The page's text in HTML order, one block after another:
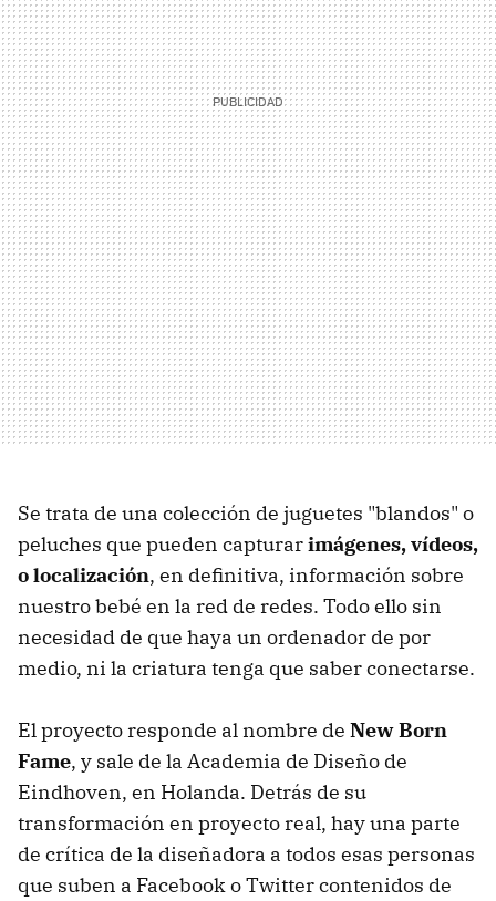
Se trata de una colección de juguetes "blandos" o
peluches que pueden capturarimágenes, vídeos,
o localización, en definitiva, información sobre
nuestro bebé en la red de redes. Todo ello sin
necesidad de que haya un ordenador de por
medio, ni la criatura tenga que saber conectarse.
El proyecto responde al nombre de New Born
Fame, y sale de la Academia de Diseño de
Eindhoven, en Holanda. Detrás de su
transformación en proyecto real, hay una parte
de crítica de la diseñadora a todos esas personas
que suben a Facebook o Twitter contenidos de